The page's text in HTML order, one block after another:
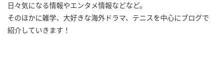
日々気になる情報やエンタメ情報などなど。
そのほかに雑学、大好きな海外ドラマ、テニスを中心にブログで
紹介していきます！